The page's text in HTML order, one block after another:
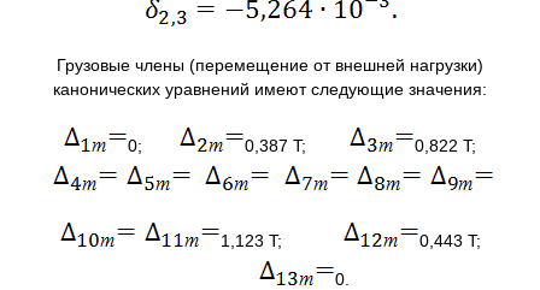
Грузовые члены (перемещение от внешней нагрузки)
канонических уравнений имеют следующие значения:
0; 0,387 T; 0,822 T;
1,123 T;
0,443 T;
0.